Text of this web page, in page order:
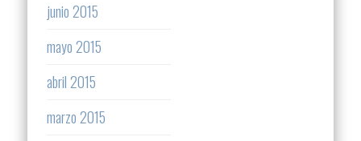
junio 2015
mayo 2015
abril 2015
marzo 2015